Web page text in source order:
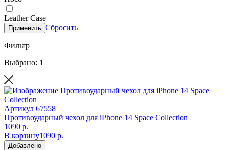
Leather Case
Применить Сбросить
Фильтр
Выбрано: 1
Артикул 67558
Противоударный чехол для iPhone 14 Space Collection
1090 р.
В корзину1090 р.
Добавлено